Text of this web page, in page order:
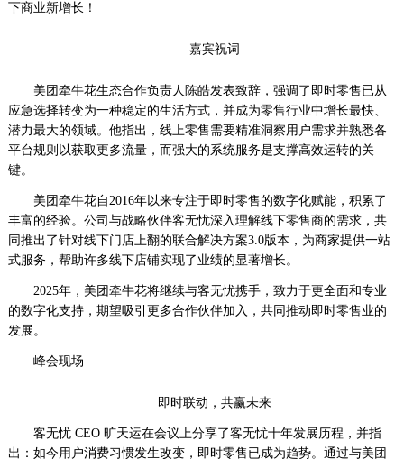
下商业新增长！
嘉宾祝词
美团牵牛花生态合作负责人陈皓发表致辞，强调了即时零售已从
应急选择转变为一种稳定的生活方式，并成为零售行业中增长最快、
潜力最大的领域。他指出，线上零售需要精准洞察用户需求并熟悉各
平台规则以获取更多流量，而强大的系统服务是支撑高效运转的关
键。
美团牵牛花自2016年以来专注于即时零售的数字化赋能，积累了
丰富的经验。公司与战略伙伴客无忧深入理解线下零售商的需求，共
同推出了针对线下门店上翻的联合解决方案3.0版本，为商家提供一站
式服务，帮助许多线下店铺实现了业绩的显著增长。
2025年，美团牵牛花将继续与客无忧携手，致力于更全面和专业
的数字化支持，期望吸引更多合作伙伴加入，共同推动即时零售业的
发展。
峰会现场
即时联动，共赢未来
客无忧 CEO 旷天运在会议上分享了客无忧十年发展历程，并指
出：如今用户消费习惯发生改变，即时零售已成为趋势。通过与美团